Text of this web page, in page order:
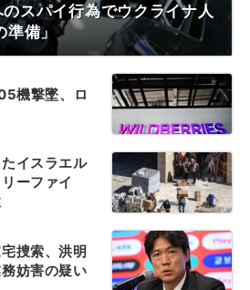
スパイ行為でウクライナ人
準備」
機撃墜、ロ
イスラエル
ーファイ
捜索、洪明
妨害の疑い